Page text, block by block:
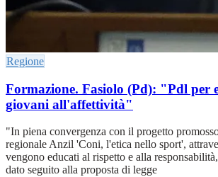
Regione
Formazione. Fasiolo (Pd): "Pdl per
giovani all'affettività"
"In piena convergenza con il progetto
regionale Anzil 'Coni, l'etica nello sport',
vengono educati al rispetto e alla
dato seguito alla proposta di legge